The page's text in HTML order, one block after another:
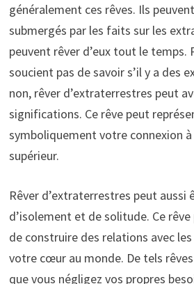
généralement ces rêves. Ils
submergés par les faits sur les
peuvent rêver d’eux tout le temps.
soucient pas de savoir s’il y a des
non, rêver d’extraterrestres peut
significations. Ce rêve peut
symboliquement votre connexion
supérieur.
Rêver d’extraterrestres peut aussi
d’isolement et de solitude. Ce
de construire des relations avec
votre cœur au monde. De tels
que vous négligez vos propres